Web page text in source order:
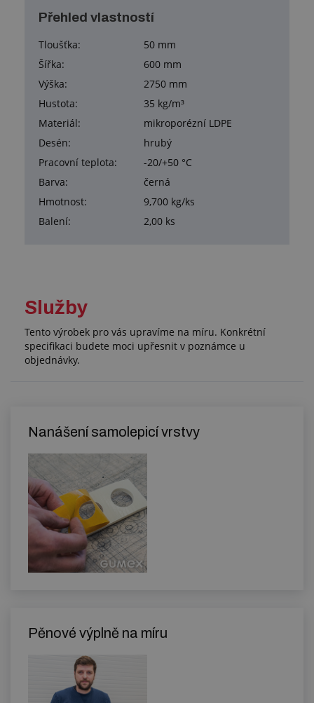
Přehled vlastností
Tloušťka:
50 mm
Šířka:
600 mm
Výška:
2750 mm
Hustota:
35 kg/m³
Materiál:
mikroporézní LDPE
Desén:
hrubý
Pracovní teplota:
-20/+50 °C
Barva:
černá
Hmotnost:
9,700 kg/ks
Balení:
2,00 ks
Služby
Tento výrobek pro vás upravíme na míru. Konkrétní
specifikaci budete moci upřesnit v poznámce u
objednávky.
Nanášení samolepicí vrstvy
Pěnové výplně na míru